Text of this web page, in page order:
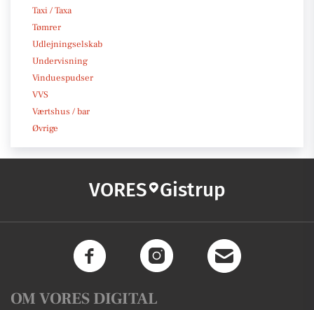
Taxi / Taxa
Tømrer
Udlejningselskab
Undervisning
Vinduespudser
VVS
Værtshus / bar
Øvrige
VORES Gistrup
OM VORES DIGITAL